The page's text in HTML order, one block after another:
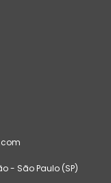
- São Paulo (SP)